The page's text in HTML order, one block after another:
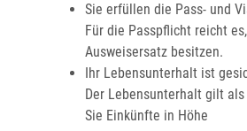
Sie erfüllen die Pass- und
Für die Passpflicht reicht
Ausweisersatz besitzen.
Ihr Lebensunterhalt ist
Der Lebensunterhalt gilt
Sie Einkünfte in Höhe